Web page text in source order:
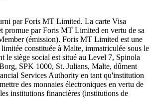
par Foris MT Limited. La carte Visa
promue par Foris MT Limited en vertu de sa
(émission). Foris MT Limited est une
constituée à Malte, immatriculée sous le
le siège social est situé au Level 7, Spinola
SPK 1000, St. Julians, Malte, dûment
Services Authority en tant qu'institution
des monnaies électroniques en vertu de
institutions financières (institutions de